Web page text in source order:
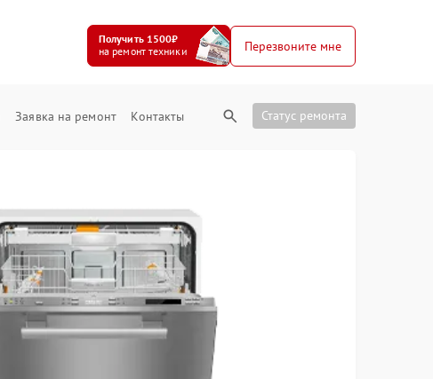
Получить 1500₽
на ремонт техники
Перезвоните мне
Заявка на ремонт Контакты Статус ремонта